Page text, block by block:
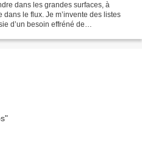
dans les grandes surfaces, à
le flux. Je m’invente des listes
d’un besoin effréné de